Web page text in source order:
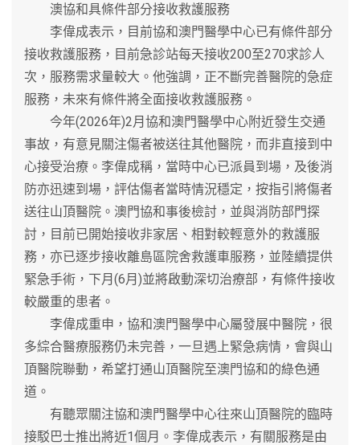
澳協和具條件部分接收救護服務
李偉成表示，目前協和澳門醫學中心已有條件部分
接收救護服務，目前急診站每天接收200至270求診人
次，服務需求量較大。他強調，正不斷完善醫院的急症
服務，未來有條件將全面接收救護服務。
今年(2026年)2月協和澳門醫學中心附近發生交通
事故，有意見關注傷者被送往其他醫院，而非直接到中
心接受治療。李偉成稱，當時中心已派員到場，及後消
防亦迅速到場，評估傷者當時情況穩定，按指引將傷者
送往山頂醫院。澳門協和事後檢討，並與消防部門探
討，目前已開始接收非家居、相對較輕意外的救護服
務，亦已逐步接收離島區院舍救護車服務，並陸續提供
緊急手術，下月(6月)並將啟動深切治療部，有條件接收
較嚴重的患者。
李偉成重申，協和澳門醫學中心屬發展中醫院，很
多綜合醫療服務仍未完善，一旦遇上緊急病情，會與山
頂醫院聯動，希望打通山頂醫院至澳門協和的綠色通
道。
有聽眾關注協和澳門醫學中心往來山頂醫院的臨時
接駁巴士推出將近1個月。李偉成表示，有關服務是由